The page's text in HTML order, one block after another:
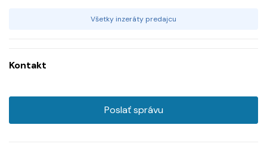
Všetky inzeráty predajcu
Kontakt
Poslať správu